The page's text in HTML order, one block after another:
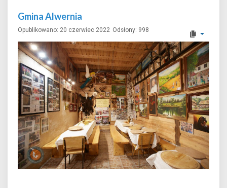
Gmina Alwernia
Opublikowano: 20 czerwiec 2022 Odsłony: 998